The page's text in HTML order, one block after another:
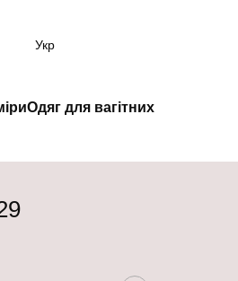
Укр
Одяг для вагітних